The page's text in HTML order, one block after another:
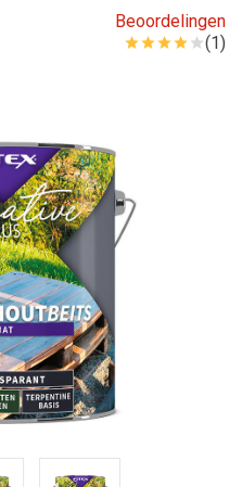
Beoordelingen
(1)